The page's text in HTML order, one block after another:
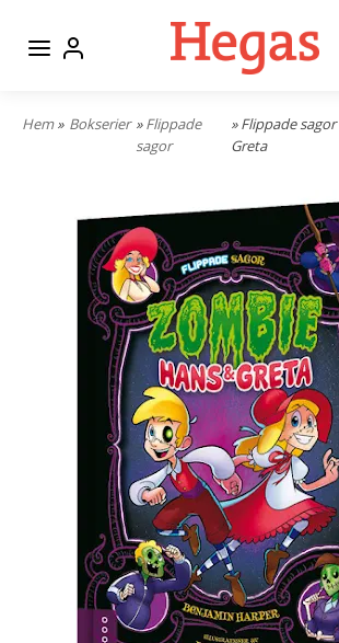
Hem» Bokserier »Flippade
sagor
» Flippade
Greta